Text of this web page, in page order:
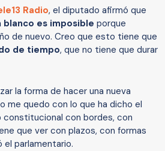
Radio, el diputado afirmó que
es imposible porque
de nuevo. Creo que esto tiene que
de tiempo, que no tiene que durar
la forma de hacer una nueva
me quedo con lo que ha dicho el
constitucional con bordes, con
que ver con plazos, con formas
el parlamentario.